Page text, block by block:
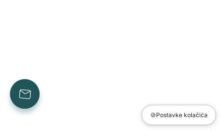
🍪Postavke kolačića